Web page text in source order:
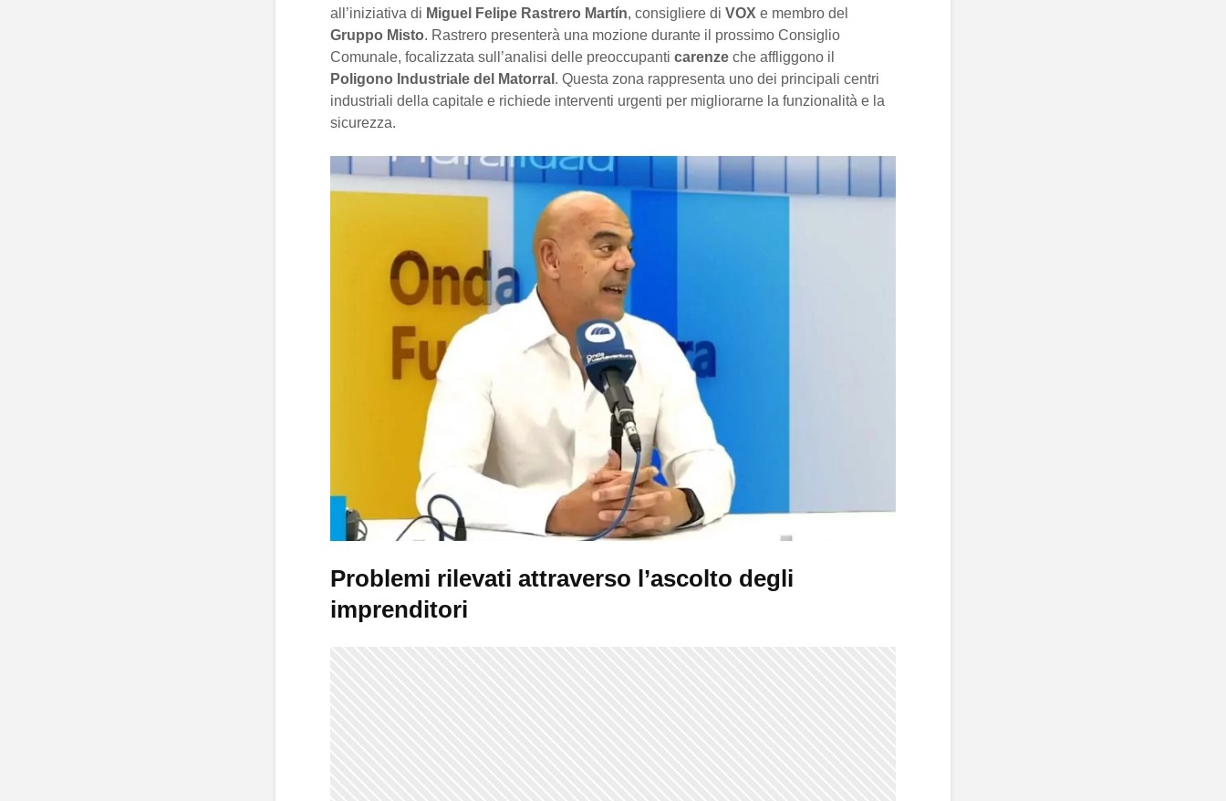
all’iniziativa di Miguel Felipe Rastrero Martín, consigliere di VOX e membro del
Gruppo Misto. Rastrero presenterà una mozione durante il prossimo Consiglio
Comunale, focalizzata sull’analisi delle preoccupanti carenze che affliggono il
Poligono Industriale del Matorral . Questa zona rappresenta uno dei principali centri
industriali della capitale e richiede interventi urgenti per migliorarne la funzionalità e la
sicurezza.
Problemi rilevati attraverso l’ascolto degli
imprenditori